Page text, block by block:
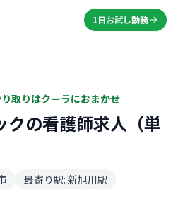
1日お試し勤務
取りはクーラにおまかせ
クの看護師求人（単
最寄り駅: 新旭川駅